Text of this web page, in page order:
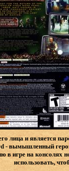
лица и является
- вымышленный
в игре на консолях
использовать,